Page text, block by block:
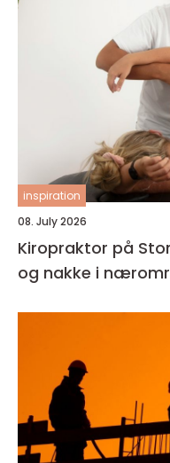
inspiration
08. July 2026
Kiropraktor på
og nakke i